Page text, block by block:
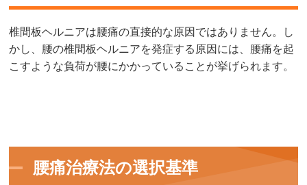
椎間板ヘルニアは腰痛の直接的な原因ではありません。し
かし、腰の椎間板ヘルニアを発症する原因には、腰痛を起
こすような負荷が腰にかかっていることが挙げられます。
腰痛治療法の選択基準